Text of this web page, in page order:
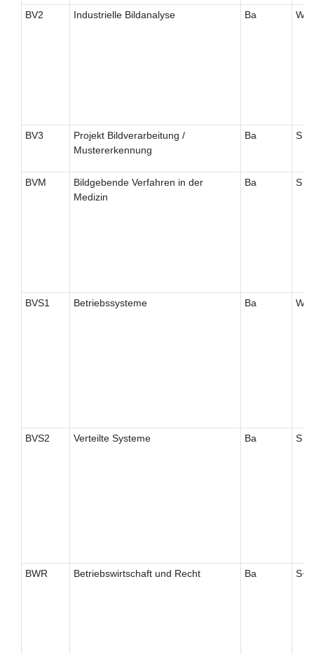
BV2 Industrielle Bildanalyse Ba W
BV3
Projekt Bildverarbeitung /
Mustererkennung
Ba S
BVM
Bildgebende Verfahren in der
Medizin
Ba S
BVS1 Betriebssysteme Ba W
BVS2 Verteilte Systeme Ba S
BWR Betriebswirtschaft und Recht Ba